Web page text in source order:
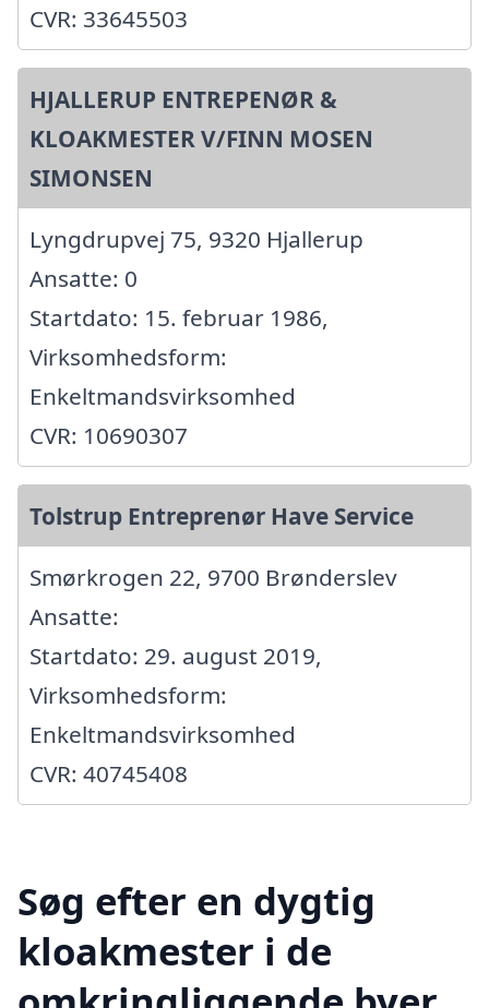
CVR: 33645503
HJALLERUP ENTREPENØR &
KLOAKMESTER V/FINN MOSEN
SIMONSEN
Lyngdrupvej 75, 9320 Hjallerup
Ansatte: 0
Startdato: 15. februar 1986,
Virksomhedsform:
Enkeltmandsvirksomhed
CVR: 10690307
Tolstrup Entreprenør Have Service
Smørkrogen 22, 9700 Brønderslev
Ansatte:
Startdato: 29. august 2019,
Virksomhedsform:
Enkeltmandsvirksomhed
CVR: 40745408
Søg efter en dygtig
kloakmester i de